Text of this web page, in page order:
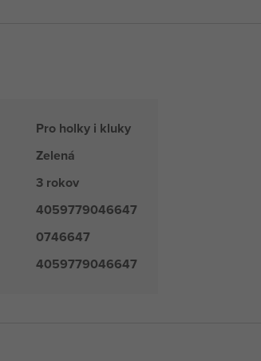
Pro holky i kluky
Zelená
3 rokov
4059779046647
0746647
4059779046647